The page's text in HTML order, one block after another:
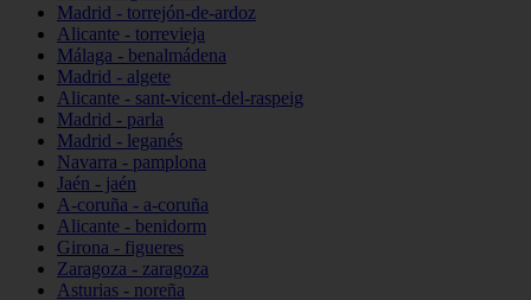
Madrid - torrejón-de-ardoz
Alicante - torrevieja
Málaga - benalmádena
Madrid - algete
Alicante - sant-vicent-del-raspeig
Madrid - parla
Madrid - leganés
Navarra - pamplona
Jaén - jaén
A-coruña - a-coruña
Alicante - benidorm
Girona - figueres
Zaragoza - zaragoza
Asturias - noreña